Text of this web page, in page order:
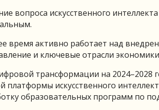
вопроса искусственного
время активно работает над
и ключевые отрасли
трансформации на 2024–2028
платформы искусственного
образовательных программ по